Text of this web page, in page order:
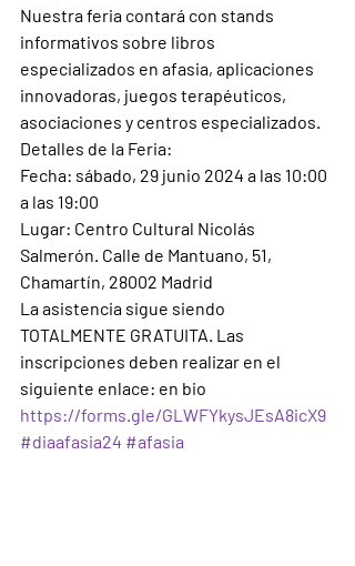
Nuestra feria contará con stands
informativos sobre libros
especializados en afasia, aplicaciones
innovadoras, juegos terapéuticos,
asociaciones y centros especializados.
Detalles de la Feria:
Fecha: sábado, 29 junio 2024 a las 10:00
a las 19:00
Lugar: Centro Cultural Nicolás
Salmerón. Calle de Mantuano, 51,
Chamartín, 28002 Madrid
La asistencia sigue siendo
TOTALMENTE GRATUITA. Las
inscripciones deben realizar en el
siguiente enlace: en bio
https://forms.gle/GLWFYkysJEsA8icX9
#diaafasia24 #afasia